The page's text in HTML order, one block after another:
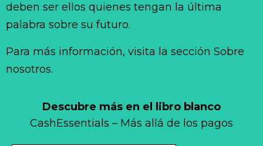
Descubre más en el libro blanco
CashEssentials – Más allá de los pagos
deben ser ellos quienes tengan la última
palabra sobre su futuro.
Para más información, visita la sección Sobre
nosotros.